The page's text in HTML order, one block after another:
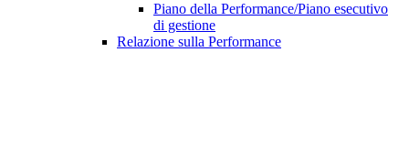
Piano della Performance/Piano esecutivo
di gestione
Relazione sulla Performance